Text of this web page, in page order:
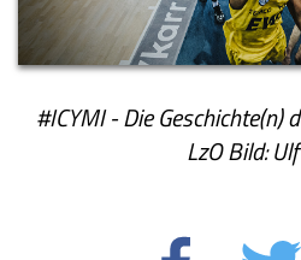
#ICYMI - Die Geschichte(n)
LzOBild: